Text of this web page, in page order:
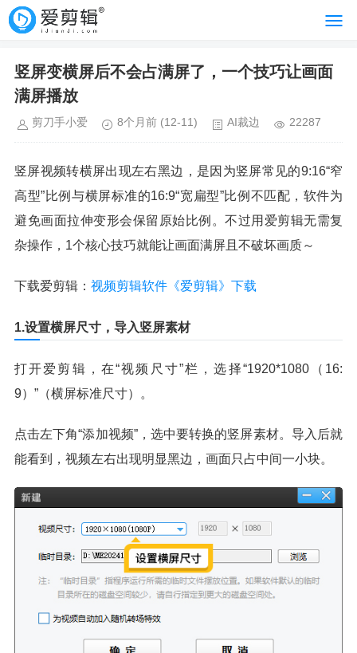
竖屏变横屏后不会占满屏了，一个技巧让画面
满屏播放
剪刀手小爱 8个月前 (12-11) AI裁边 22287
竖屏视频转横屏出现左右黑边，是因为竖屏常见的9:16“窄
高型”比例与横屏标准的16:9“宽扁型”比例不匹配，软件为
避免画面拉伸变形会保留原始比例。不过用爱剪辑无需复
杂操作，1个核心技巧就能让画面满屏且不破坏画质～
下载爱剪辑： 视频剪辑软件《爱剪辑》下载
1.设置横屏尺寸，导入竖屏素材
打开爱剪辑，在“视频尺寸”栏，选择“1920*1080（16:
9）”（横屏标准尺寸）。
点击左下角“添加视频”，选中要转换的竖屏素材。导入后就
能看到，视频左右出现明显黑边，画面只占中间一小块。